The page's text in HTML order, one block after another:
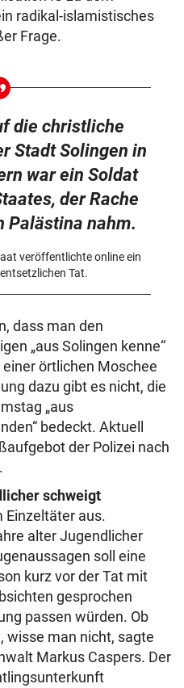
radikal-islamistisches
Frage.
die christliche
Stadt Solingen in
war ein Soldat
der Rache
Palästina nahm.
veröffentlichte online ein
Tat.
dass man den
„aus Solingen kenne“
örtlichen Moschee
dazu gibt es nicht, die
„aus
bedeckt. Aktuell
der Polizei nach
schweigt
Einzeltäter aus.
alter Jugendlicher
soll eine
kurz vor der Tat mit
gesprochen
passen würden. Ob
wisse man nicht, sagte
Markus Caspers. Der